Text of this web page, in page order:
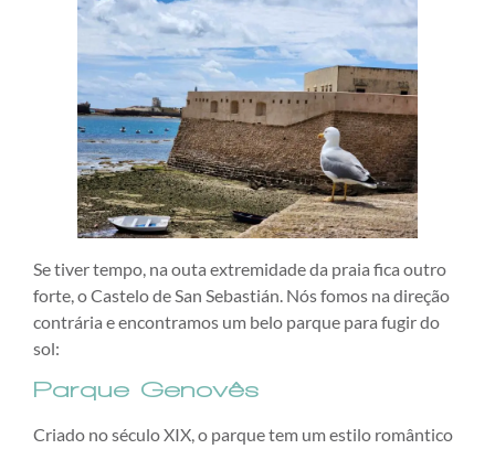
Se tiver tempo, na outa extremidade da praia fica outro
forte, o Castelo de San Sebastián. Nós fomos na direção
contrária e encontramos um belo parque para fugir do
sol:
Parque Genovês
Criado no século XIX, o parque tem um estilo romântico